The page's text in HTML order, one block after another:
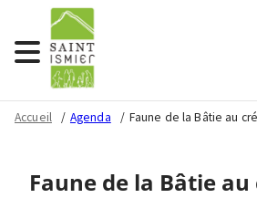
Menu
Accueil Agenda Faune de la Bâtie au
Faune de la Bâtie